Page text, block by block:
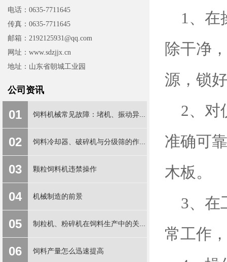
电话：0635-7711645
传真：0635-7711645
邮箱：2192125931@qq.com
网址：www.sdzjjx.cn
地址：山东省朝城工业园
公司资讯
01 饲料机械常见故障：堵机、振动异...
02 饲料冷却器、破碎机与分级筛的作...
03 颗粒饲料机违禁操作
04 机械制造的前景
05 制粒机、粉碎机在饲料生产中的关...
06 饲料产量怎么迅速提高
1、在
除干净
源，锁
2、对
准确可
木板。
3、在
常工作